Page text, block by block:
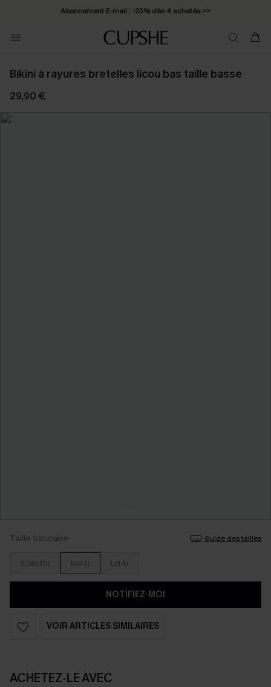
Abonnement E-mail : -25% dès 4 achetés >>
Bikini à rayures bretelles licou bas taille basse
29,90 €
Taille française Guide des tailles
S(38/40) M(42) L(44)
NOTIFIEZ-MOI
VOIR ARTICLES SIMILAIRES
ACHETEZ‑LE AVEC